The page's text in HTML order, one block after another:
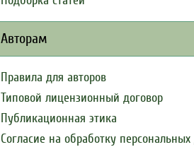
Авторам
Правила для авторов
Типовой лицензионный договор
Публикационная этика
Согласие на обработку